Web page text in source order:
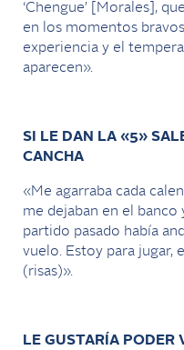
‘Chengue’ [Morales],
en los momentos
experiencia y el
aparecen».
SI LE DAN LA «5»
CANCHA
«Me agarraba cada
me dejaban en el banco
partido pasado había
vuelo. Estoy para jugar,
(risas)».
LE GUSTARÍA PODER